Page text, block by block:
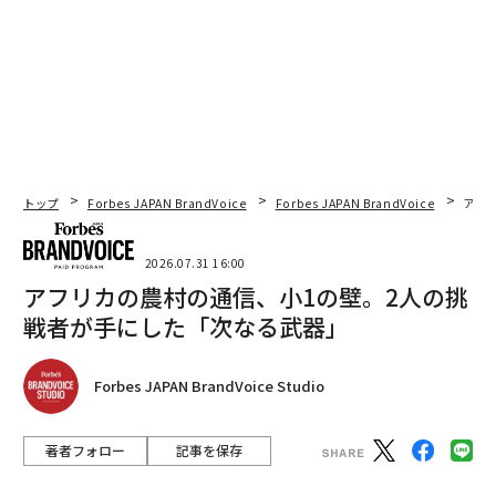
グレープフルーツが、お客を待つ。彼が、振る舞われるのはいつになるのかな？
この思いを写真集で伝えたい
撮影を進める中で、メディアを通じて束の間に流れてい
く情報として、この光景を、現実を伝えるだけでいいの
理的な形で、この光景を記録し、保管する。そして、み
トップ Forbes JAPAN BrandVoice Forbes JAPAN BrandVoice アフ
2026.07.31 16:00
アフリカの農村の通信、小1の壁。2人の挑
戦者が手にした「次なる武器」
Forbes JAPAN BrandVoice Studio
著者フォロー 記事を保存